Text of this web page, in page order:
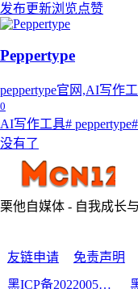
发布更新浏览点赞
Peppertype
peppertype官网,AI写作
0
AI写作工具# peppertype
没有了
栗他自媒体 - 自我成长
友链申请 免责声明
黑ICP备2022005210号-2